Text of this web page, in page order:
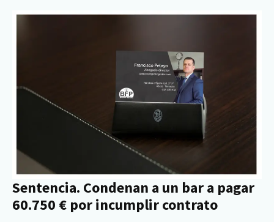
Sentencia. Condenan a un bar a pagar
60.750 € por incumplir contrato